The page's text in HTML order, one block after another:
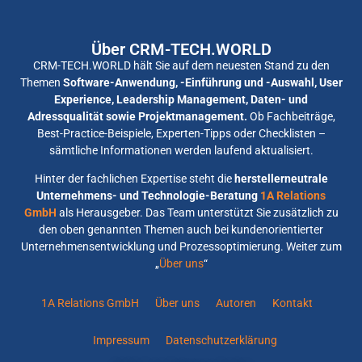
Über CRM-TECH.WORLD
CRM-TECH.WORLD hält Sie auf dem neuesten Stand zu den
Themen Software-Anwendung, -Einführung und -Auswahl, User
Experience, Leadership Management, Daten- und
Adressqualität sowie Projektmanagement. Ob Fachbeiträge,
Best-Practice-Beispiele, Experten-Tipps oder Checklisten –
sämtliche Informationen werden laufend aktualisiert.
Hinter der fachlichen Expertise steht die herstellerneutrale
Unternehmens- und Technologie-Beratung 1A Relations
GmbH als Herausgeber. Das Team unterstützt Sie zusätzlich zu
den oben genannten Themen auch bei kundenorientierter
Unternehmensentwicklung und Prozessoptimierung. Weiter zum
„Über uns“
1A Relations GmbH Über uns Autoren Kontakt
Impressum Datenschutzerklärung